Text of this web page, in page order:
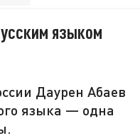
языком
Даурен Абаев
языка — одна